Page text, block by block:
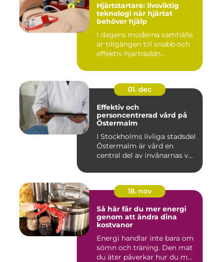
Hjärtstartare: livsviktig
teknologi när hjärtat
behöver hjälp
I dagens moderna samhälle
är tillgången till snabb och
effektiv hjärträddn...
01. dec
Effektiv och
personcentrerad vård på
Östermalm
I Stockholms livliga stadsdel
Östermalm är vård en
central del av invånarnas v...
18. nov
Så här får du mer energi
genom att ändra dina
kostvanor
Energi handlar inte bara om
sömn och träning. Den mat
du äter påverkar hur du m...